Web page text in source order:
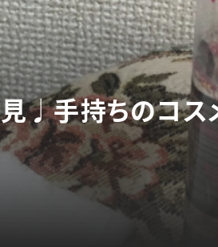
♩手持ちのコス